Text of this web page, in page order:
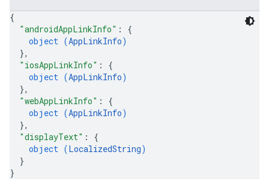
{
"androidAppLinkInfo" : {
object (AppLinkInfo)
},
"iosAppLinkInfo" : {
object (AppLinkInfo)
},
"webAppLinkInfo" : {
object (AppLinkInfo)
},
"displayText" : {
object (LocalizedString)
}
}